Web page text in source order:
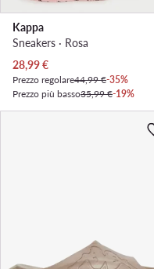
Kappa
Sneakers · Rosa
Prezzo attuale
28,99€
Prezzo regolare44,99 €-35%
Prezzo più basso35,99 €-19%